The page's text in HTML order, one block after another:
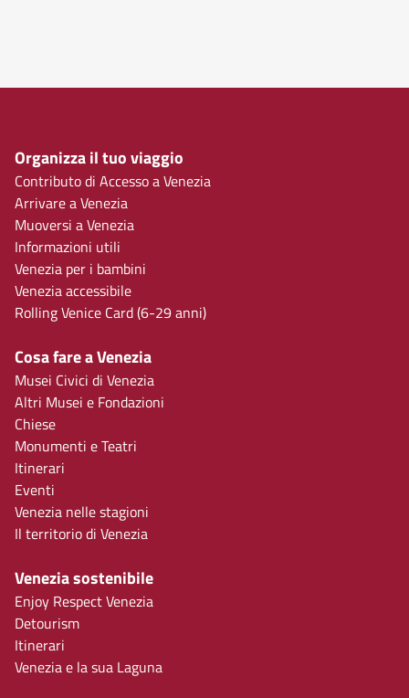
Organizza il tuo viaggio
Contributo di Accesso a Venezia
Arrivare a Venezia
Muoversi a Venezia
Informazioni utili
Venezia per i bambini
Venezia accessibile
Rolling Venice Card (6-29 anni)
Cosa fare a Venezia
Musei Civici di Venezia
Altri Musei e Fondazioni
Chiese
Monumenti e Teatri
Itinerari
Eventi
Venezia nelle stagioni
Il territorio di Venezia
Venezia sostenibile
Enjoy Respect Venezia
Detourism
Itinerari
Venezia e la sua Laguna